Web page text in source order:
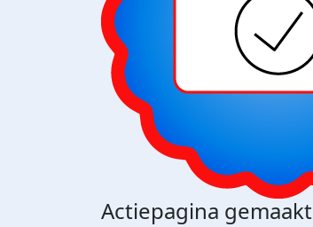
Actiepagina gemaakt